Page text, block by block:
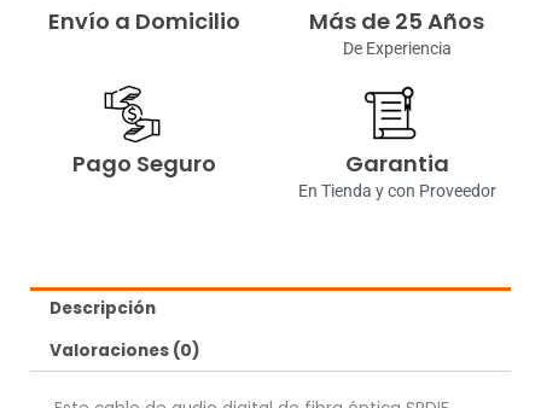
Envío a Domicilio Más de 25 Años
De Experiencia
Pago Seguro Garantia
En Tienda y con Proveedor
Descripción
Valoraciones (0)